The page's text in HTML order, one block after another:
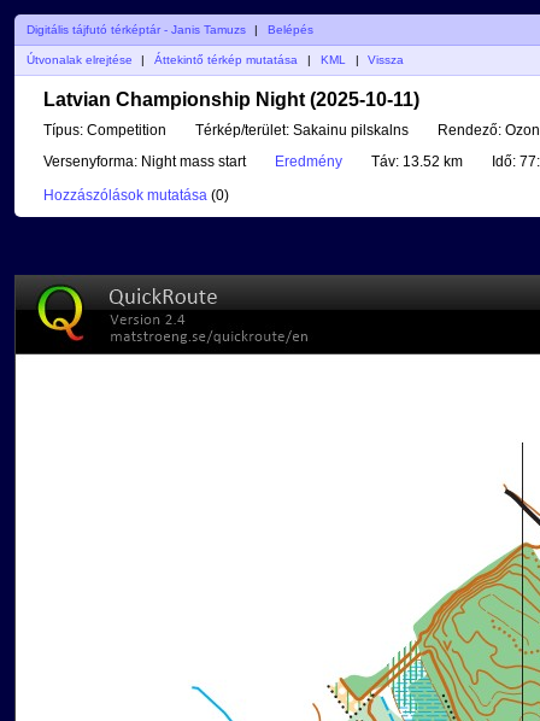
Digitális tájfutó térképtár - Janis Tamuzs | Belépés
Útvonalak elrejtése Áttekintő térkép mutatása KML Vissza
Latvian Championship Night (2025-10-11)
Típus: Competition Térkép/terület: Sakainu pilskalns Rendező:
Versenyforma: Night mass start Eredmény Táv: 13.52 km Idő:
Hozzászólások mutatása (0)